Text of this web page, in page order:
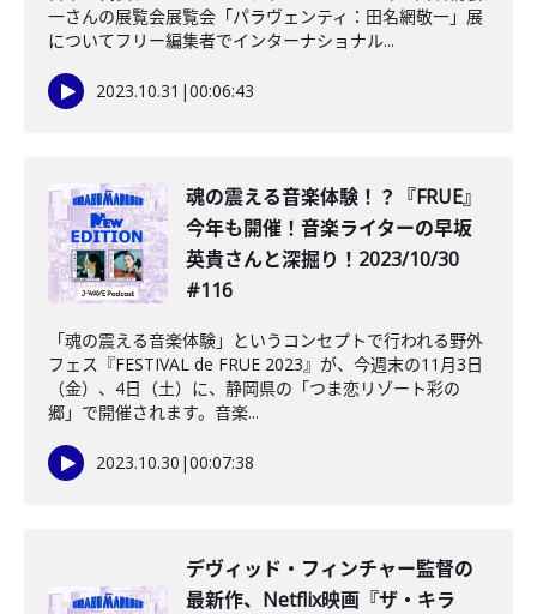
一さんの展覧会展覧会「パラヴェンティ：田名網敬一」展
についてフリー編集者でインターナショナル...
2023.10.31 |00:06:43
魂の震える音楽体験！？『FRUE』
今年も開催！音楽ライターの早坂
英貴さんと深掘り！2023/10/30
#116
「魂の震える音楽体験」というコンセプトで行われる野外
フェス『FESTIVAL de FRUE 2023』が、今週末の11月3日
（金）、4日（土）に、静岡県の「つま恋リゾート彩の
郷」で開催されます。音楽...
2023.10.30 |00:07:38
デヴィッド・フィンチャー監督の
最新作、Netflix映画『ザ・キラ